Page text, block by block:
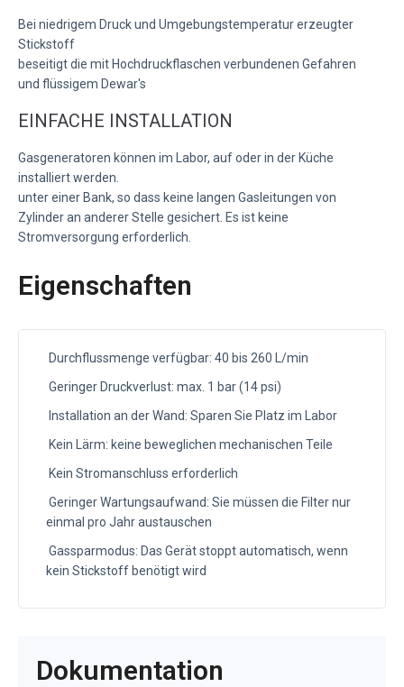
Bei niedrigem Druck und Umgebungstemperatur erzeugter
Stickstoff
beseitigt die mit Hochdruckflaschen verbundenen Gefahren
und flüssigem Dewar's
EINFACHE INSTALLATION
Gasgeneratoren können im Labor, auf oder in der Küche
installiert werden.
unter einer Bank, so dass keine langen Gasleitungen von
Zylinder an anderer Stelle gesichert. Es ist keine
Stromversorgung erforderlich.
Eigenschaften
Durchflussmenge verfügbar: 40 bis 260 L/min
Geringer Druckverlust: max. 1 bar (14 psi)
Installation an der Wand: Sparen Sie Platz im Labor
Kein Lärm: keine beweglichen mechanischen Teile
Kein Stromanschluss erforderlich
Geringer Wartungsaufwand: Sie müssen die Filter nur
einmal pro Jahr austauschen
Gassparmodus: Das Gerät stoppt automatisch, wenn
kein Stickstoff benötigt wird
Dokumentation